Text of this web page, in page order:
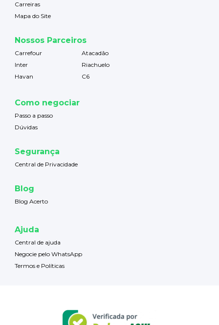
Carreiras
Mapa do Site
Nossos Parceiros
Carrefour
Atacadão
Inter
Riachuelo
Havan
C6
Como negociar
Passo a passo
Dúvidas
Segurança
Central de Privacidade
Blog
Blog Acerto
Ajuda
Central de ajuda
Negocie pelo WhatsApp
Termos e Políticas